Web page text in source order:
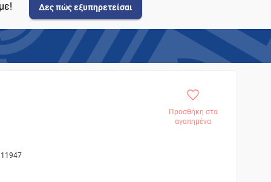
Δες πώς εξυπηρετείσαι
Προσθήκη στα
αγαπημένα